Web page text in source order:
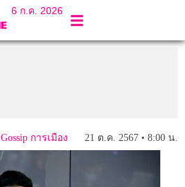
6 ก.ค. 2026
Gossip การเมือง 21 ต.ค. 2567 • 8:00 น.